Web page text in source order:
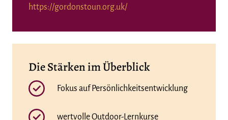
https://gordonstoun.org.uk/
Die Stärken im Überblick
Fokus auf Persönlichkeitsentwicklung
wertvolle Outdoor-Lernkurse